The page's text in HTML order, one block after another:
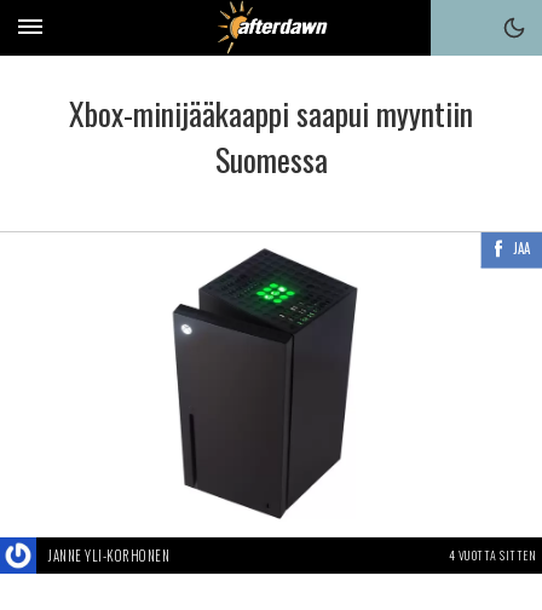
Xbox-minijääkaappi saapui myyntiin
Suomessa
JAA
JANNE YLI-KORHONEN 4 VUOTTA SITTEN